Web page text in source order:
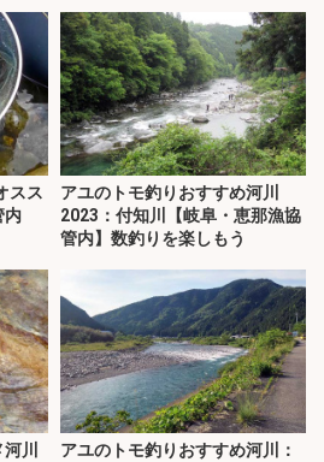
スス
内
アユのトモ釣りおすすめ河川
2023：付知川【岐阜・恵那漁協
管内】数釣りを楽しもう
川
アユのトモ釣りおすすめ河川：